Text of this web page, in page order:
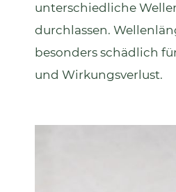
unterschiedliche
durchlassen.
besonders schädlich
und Wirkungsverlust.